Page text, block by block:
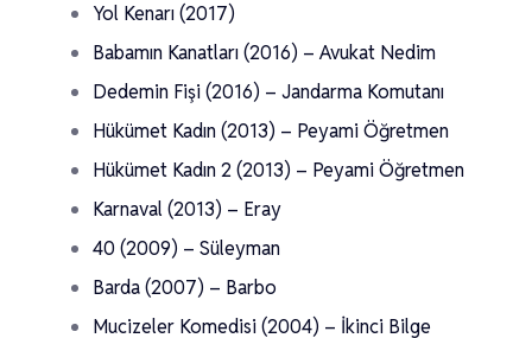
Yol Kenarı (2017)
Babamın Kanatları (2016) – Avukat Nedim
Dedemin Fişi (2016) – Jandarma Komutanı
Hükümet Kadın (2013) – Peyami Öğretmen
Hükümet Kadın 2 (2013) – Peyami Öğretmen
Karnaval (2013) – Eray
40 (2009) – Süleyman
Barda (2007) – Barbo
Mucizeler Komedisi (2004) – İkinci Bilge